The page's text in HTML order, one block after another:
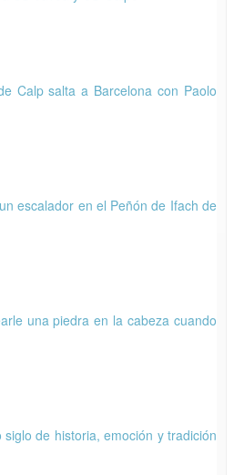
Calp salta a Barcelona con Paolo
escalador en el Peñón de Ifach de
una piedra en la cabeza cuando
de historia, emoción y tradición